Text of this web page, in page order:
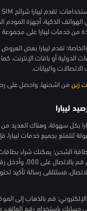
الذكية، أجهزة المودم
من خدمات ليبارا على مجموعة
تقدم ليبارا بعض العروض
الدولية أو باقات الإنترنت،
والبيانات.
زينمن اشحنها، واحصل على
ليبارا
بكل سهولة، وهناك العديد من
بجميع خدمات ليبارا،
الشحن: يمكنك شراء
فستتلقى رسالة تأكيد
قم بالذهاب إلى
حسابك باستخدام رقم